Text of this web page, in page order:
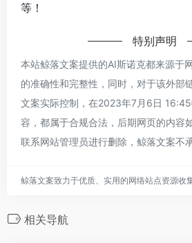
等！
特别声明
本站鲸落文案提供的AI斯诺克都来源于
的准确性和完整性，同时，对于该外部
文案实际控制，在2023年7月6日
容，都属于合规合法，后期网页的内容
联系网站管理员进行删除，鲸落文案不
鲸落文案致力于优质、实用的网络站点资源收
相关导航